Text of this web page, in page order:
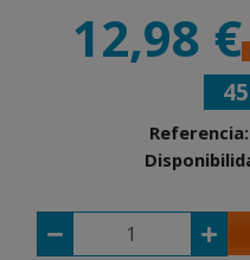
12,98 €
Referencia: